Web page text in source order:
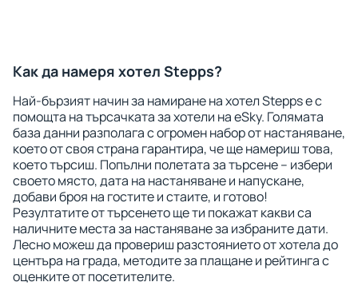
Как да намеря хотел Stepps?
Най-бързият начин за намиране на хотел Stepps е с
помощта на търсачката за хотели на eSky. Голямата
база данни разполага с огромен набор от настаняване,
което от своя страна гарантира, че ще намериш това,
което търсиш. Попълни полетата за търсене – избери
своето място, дата на настаняване и напускане,
добави броя на гостите и стаите, и готово!
Резултатите от търсенето ще ти покажат какви са
наличните места за настаняване за избраните дати.
Лесно можеш да провериш разстоянието от хотела до
центъра на града, методите за плащане и рейтинга с
оценките от посетителите.